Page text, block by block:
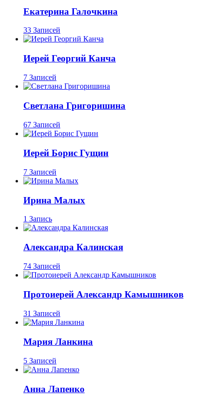
Екатерина Галочкина
33 Записей
Иерей Георгий Канча
7 Записей
Светлана Григоришина
67 Записей
Иерей Борис Гущин
7 Записей
Ирина Малых
1 Запись
Александра Калинская
74 Записей
Протоиерей Александр Камышников
31 Записей
Мария Ланкина
5 Записей
Анна Лапенко